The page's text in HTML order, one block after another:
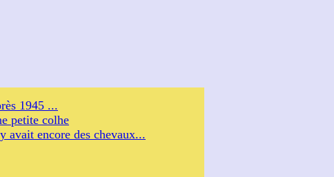
1945 ...
petite colhe
avait encore des chevaux...